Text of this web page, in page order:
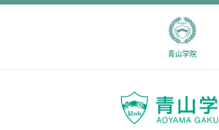
青山学院